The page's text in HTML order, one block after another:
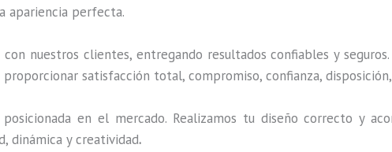
apariencia perfecta.
nuestros clientes, entregando resultados confiables y
proporcionar satisfacción total, compromiso, confianza,
en el mercado. Realizamos tu diseño correcto y
dinámica y creatividad.